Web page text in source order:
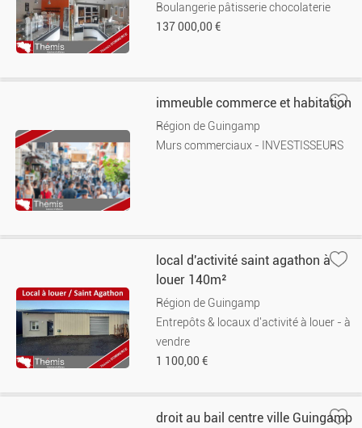
Boulangerie pâtisserie chocolaterie
137 000,00 €
immeuble commerce et habitation
Région de Guingamp
Murs commerciaux - INVESTISSEURS
local d'activité saint agathon à
louer 140m²
Région de Guingamp
Entrepôts & locaux d'activité à louer - à
vendre
1 100,00 €
droit au bail centre ville Guingamp